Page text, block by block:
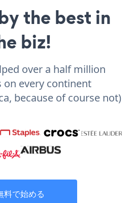
the best in
biz!
over a half million
on every continent
because of course not)
料で始める